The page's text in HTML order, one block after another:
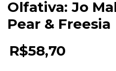
Olfativa: Jo
Pear & Freesia
R$58,70